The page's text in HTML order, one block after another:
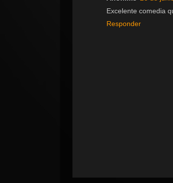
Excelente comedia
Responder